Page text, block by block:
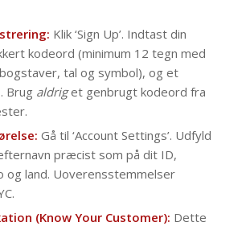
Klik ‘Sign Up’. Indtast din
kodeord (minimum 12 tegn med
tal og symbol), og et
Brug aldriget genbrugt kodeord fra
Gå til ‘Account Settings’. Udfyld
præcist som på dit ID,
og land. Uoverensstemmelser
(Know Your Customer): Dette